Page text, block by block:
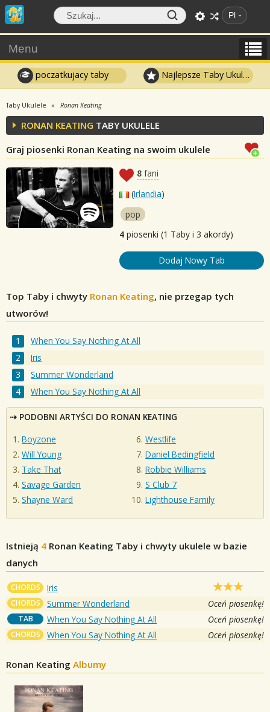
Pl
Menu
poczatkujacy taby Najlepsze Taby Ukulele
Taby Ukulele Ronan Keating
RONAN KEATING TABY UKULELE
Graj piosenki Ronan Keating na swoim ukulele
8 fani
(Irlandia)
pop
4 piosenki (1 Taby i 3 akordy)
Dodaj Nowy Tab
Top Taby i chwyty Ronan Keating, nie przegap tych
utworów!
When You Say Nothing At All
Iris
Summer Wonderland
When You Say Nothing At All
PODOBNI ARTYŚCI DO RONAN KEATING
Boyzone
Will Young
Take That
Savage Garden
Shayne Ward
Westlife
Daniel Bedingfield
Robbie Williams
S Club 7
Lighthouse Family
Istnieją 4 Ronan Keating Taby i chwyty ukulele w bazie
danych
CHORDS Iris
CHORDS Summer Wonderland Oceń piosenkę!
TAB When You Say Nothing At All Oceń piosenkę!
CHORDS When You Say Nothing At All Oceń piosenkę!
Ronan Keating Albumy